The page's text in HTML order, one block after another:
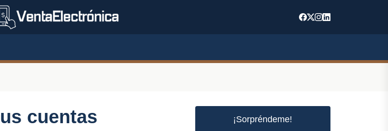
cuentas
¡Sorpréndeme!